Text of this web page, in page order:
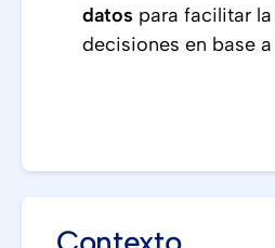
datos para facilitar
decisiones en base